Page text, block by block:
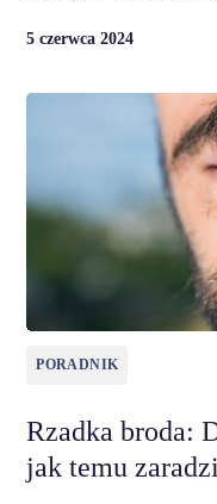
5 czerwca 2024
PORADNIK
Rzadka broda:
jak temu